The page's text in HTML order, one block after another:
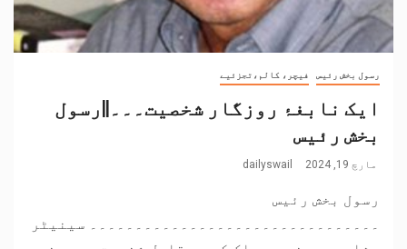
رسول بخش رئیس فیچر، کالم،تجزئیے
ایک نابغۂ روزگار شخصیت۔۔۔||رسول
بخش رئیس
مارچ 19, 2024 dailyswail
رسول بخش رئیس
۔۔۔۔۔۔۔۔۔۔۔۔۔۔۔۔۔۔۔۔۔۔۔۔۔۔۔۔۔۔۔۔ سینیٹر